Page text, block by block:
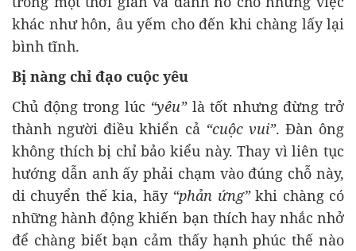
khác như hôn, âu yếm cho đến khi chàng lấy lại
bình tĩnh.
Bị nàng chỉ đạo cuộc yêu
Chủ động trong lúc “yêu”là tốt nhưng đừng trở
thành người điều khiển cả “cuộc vui”. Đàn ông
không thích bị chỉ bảo kiểu này. Thay vì liên tục
hướng dẫn anh ấy phải chạm vào đúng chỗ này,
di chuyển thế kia, hãy “phản ứng”khi chàng có
những hành động khiến bạn thích hay nhắc nhở
để chàng biết bạn cảm thấy hạnh phúc thế nào